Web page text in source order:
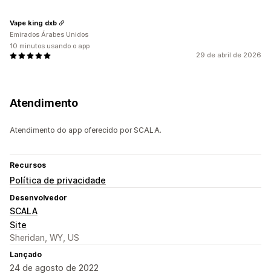
29 de abril de 2026
Vape king dxb
Emirados Árabes Unidos
10 minutos usando o app
Atendimento
Atendimento do app oferecido por SCALA.
Recursos
Política de privacidade
Desenvolvedor
SCALA
Site
Sheridan, WY, US
Lançado
24 de agosto de 2022